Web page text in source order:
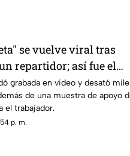
se vuelve viral tras
repartidor; así fue el
grabada en video y desató
de una muestra de apoyo
el trabajador.
p. m.